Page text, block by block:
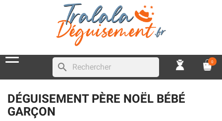
search 0
DÉGUISEMENT PÈRE NOËL BÉBÉ
GARÇON